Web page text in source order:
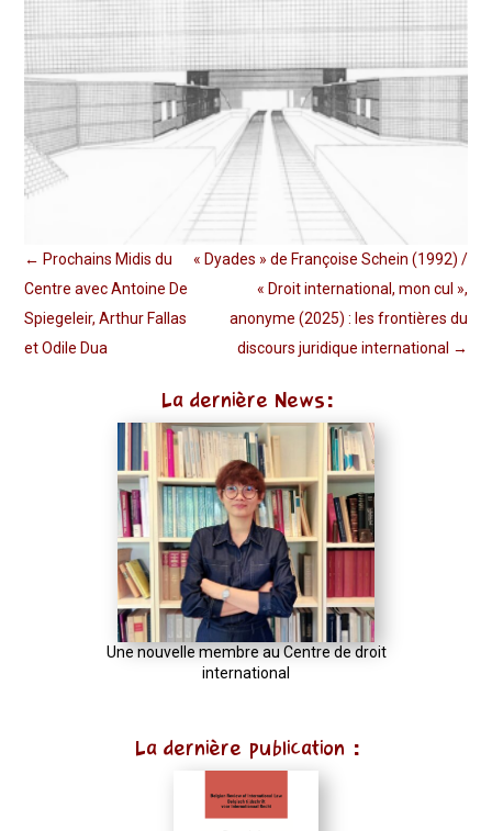
← Prochains Midis du
Centre avec Antoine De
Spiegeleir, Arthur Fallas
et Odile Dua
« Dyades » de Françoise Schein (1992) /
« Droit international, mon cul »,
anonyme (2025) : les frontières du
discours juridique international →
La dernière News:
Une nouvelle membre au Centre de droit
international
La dernière publication :